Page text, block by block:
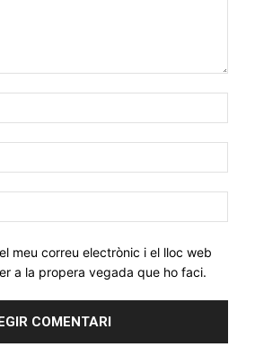
web:
meu correu electrònic i el lloc web
a la propera vegada que ho faci.